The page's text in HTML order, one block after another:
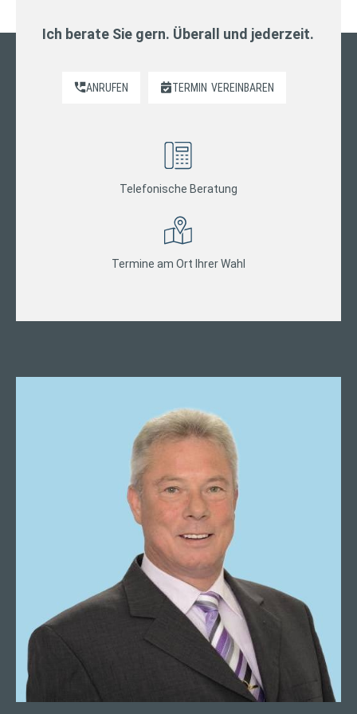
Ich berate Sie gern. Überall und jederzeit.
ANRUFEN TERMIN VEREINBAREN
Telefonische Beratung
Termine am Ort Ihrer Wahl